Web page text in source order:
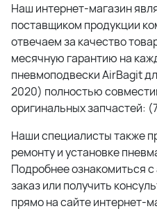
Наш интернет-магазин
поставщиком продукции
отвечаем за качество
месячную гарантию на
пневмоподвески AirBagit
2020) полностью
оригинальных запчастей:
Наши специалисты также
ремонту и установке
Подробнее ознакомиться
заказ или получить
прямо на сайте интернет-